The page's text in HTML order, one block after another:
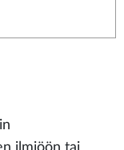
ilmiöön tai